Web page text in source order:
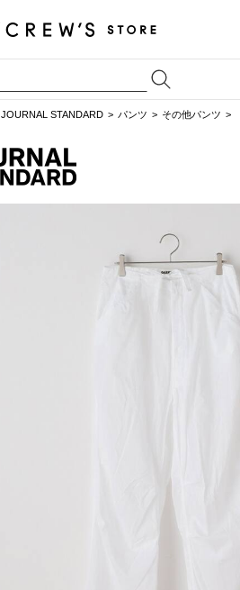
JOURNAL STANDARD パンツ その他パンツ